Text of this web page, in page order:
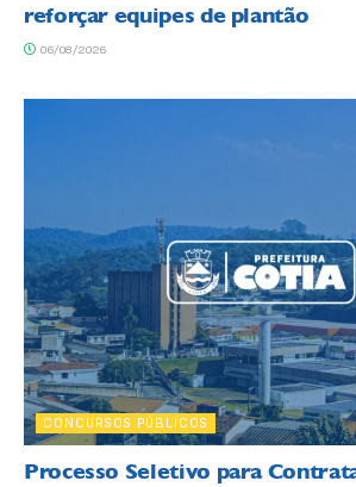
reforçar equipes de plantão
06/08/2026
CONCURSOS PÚBLICOS
Processo Seletivo para